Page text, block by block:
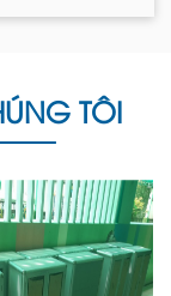
TÔI